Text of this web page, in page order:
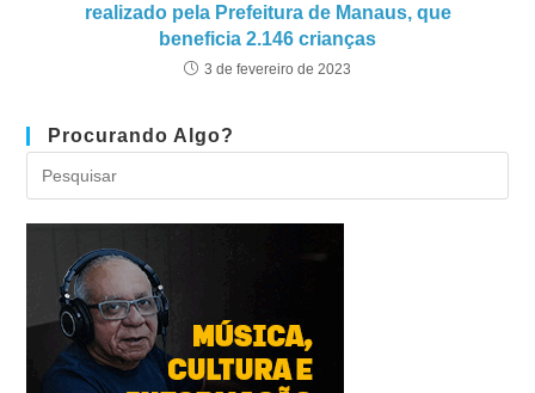
realizado pela Prefeitura de Manaus, que
beneficia 2.146 crianças
3 de fevereiro de 2023
Procurando Algo?